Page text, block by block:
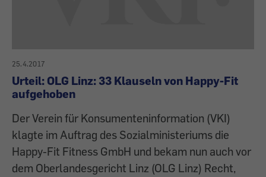
25.4.2017
Urteil: OLG Linz: 33 Klauseln von Happy-Fit
aufgehoben
Der Verein für Konsumenteninformation (VKI)
klagte im Auftrag des Sozialministeriums die
Happy-Fit Fitness GmbH und bekam nun auch vor
dem Oberlandesgericht Linz (OLG Linz) Recht,